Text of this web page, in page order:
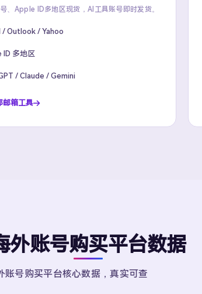
、Apple ID多地区现货，AI工具账号即时发货。
/ Outlook / Yahoo
ID 多地区
/ Claude / Gemini
邮箱工具
外账号购买平台数据
账号购买平台核心数据，真实可查